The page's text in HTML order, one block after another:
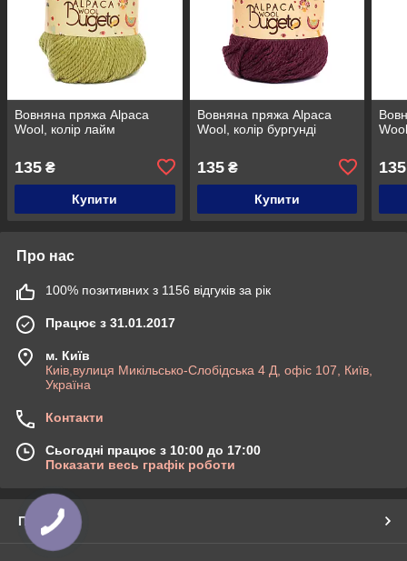
Вовняна пряжа Alpaca
Wool, колір лайм
135 ₴
Купити
Вовняна пряжа Alpaca
Wool, колір бургунді
135₴
Купити
135
Про нас
100% позитивних з 1156 відгуків за рік
Працює з 31.01.2017
м. Київ
Киів,вулиця Микільсько-Слобідська 4 Д, офіс 107, Київ,
Україна
Контакти
Сьогодні працює з 10:00 до 17:00
Показати весь графік роботи
Про нас